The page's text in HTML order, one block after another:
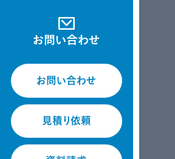
お問い合わせ
お問い合わせ
見積り依頼